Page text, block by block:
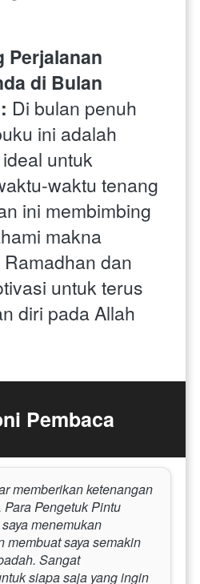
Perjalanan
di Bulan
Di bulan penuh
ini adalah
untuk
waktu tenang
ini membimbing
makna
dan
untuk terus
diri pada Allah
Pembaca
memberikan ketenangan
Pengetuk Pintu
menemukan
membuat saya semakin
Sangat
siapa saja yang ingin